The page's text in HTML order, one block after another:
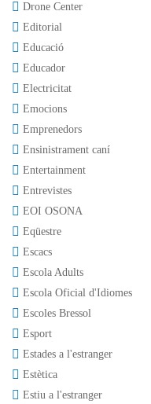
Drone Center
Editorial
Educació
Educador
Electricitat
Emocions
Emprenedors
Ensinistrament caní
Entertainment
Entrevistes
EOI OSONA
Eqüestre
Escacs
Escola Adults
Escola Oficial d'Idiomes
Escoles Bressol
Esport
Estades a l'estranger
Estètica
Estiu a l'estranger